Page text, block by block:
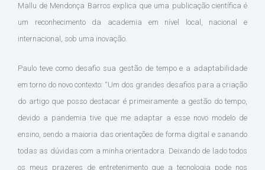
Mallu de Mendonça Barros explica que uma publicação científica é
um reconhecimento da academia em nível local, nacional e
internacional, sob uma inovação.
Paulo teve como desafio sua gestão de tempo e a adaptabilidade
em torno do novo contexto: “Um dos grandes desafios para a criação
do artigo que posso destacar é primeiramente a gestão do tempo,
devido a pandemia tive que me adaptar a esse novo modelo de
ensino, sendo a maioria das orientações de forma digital e sanando
todas as dúvidas com a minha orientadora. Deixando de lado todos
os meus prazeres de entretenimento que a tecnologia pode nos